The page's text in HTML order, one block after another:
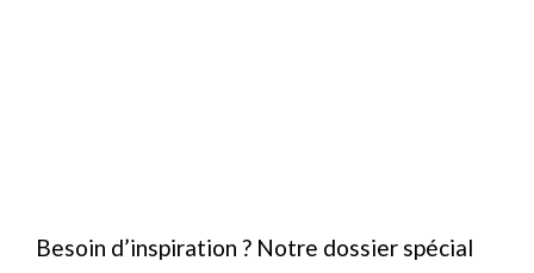
Besoin d’inspiration ? Notre dossier spécial